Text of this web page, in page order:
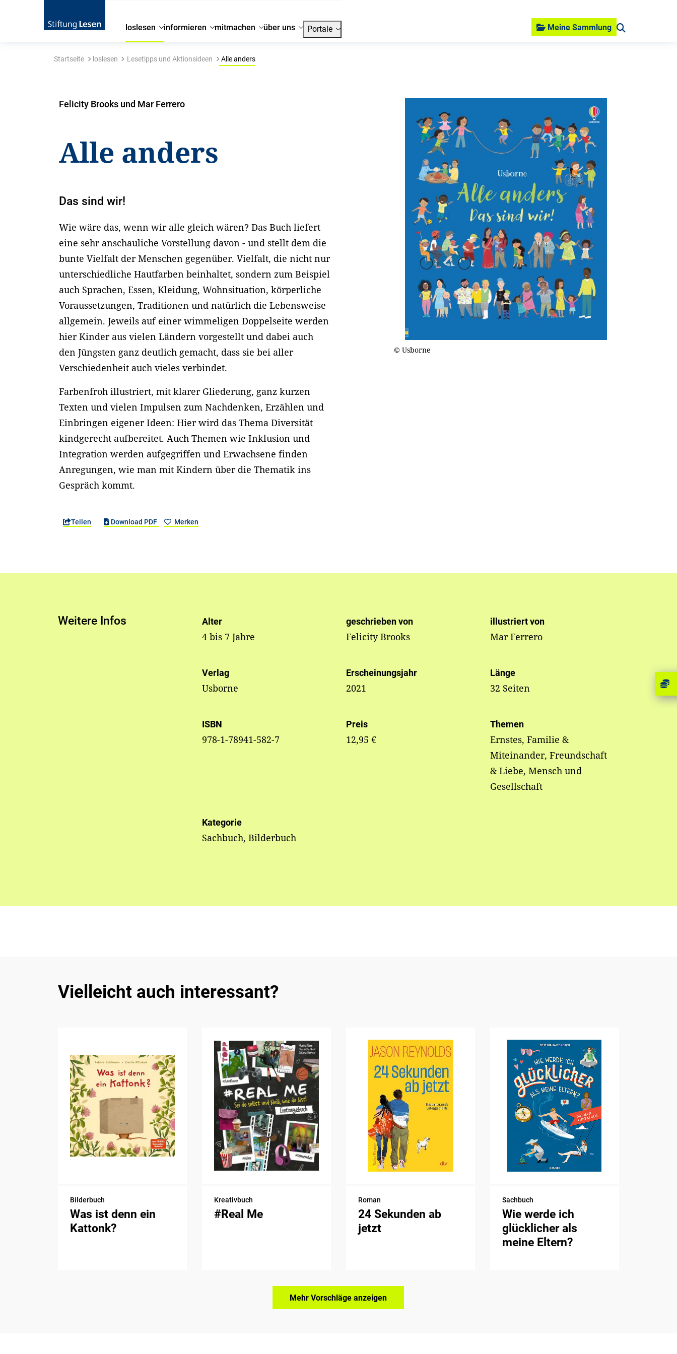
loslesen informieren mitmachen über uns Portale Meine Sammlung
Startseite loslesen Lesetipps und Aktionsideen Alle anders
Felicity Brooks und Mar Ferrero
Alle anders
Das sind wir!
Wie wäre das, wenn wir alle gleich wären? Das Buch liefert
eine sehr anschauliche Vorstellung davon - und stellt dem die
bunte Vielfalt der Menschen gegenüber. Vielfalt, die nicht nur
unterschiedliche Hautfarben beinhaltet, sondern zum Beispiel
auch Sprachen, Essen, Kleidung, Wohnsituation, körperliche
Voraussetzungen, Traditionen und natürlich die Lebensweise
allgemein. Jeweils auf einer wimmeligen Doppelseite werden
hier Kinder aus vielen Ländern vorgestellt und dabei auch
den Jüngsten ganz deutlich gemacht, dass sie bei aller
Verschiedenheit auch vieles verbindet.
Farbenfroh illustriert, mit klarer Gliederung, ganz kurzen
Texten und vielen Impulsen zum Nachdenken, Erzählen und
Einbringen eigener Ideen: Hier wird das Thema Diversität
kindgerecht aufbereitet. Auch Themen wie Inklusion und
Integration werden aufgegriffen und Erwachsene finden
Anregungen, wie man mit Kindern über die Thematik ins
Gespräch kommt.
Teilen Download PDF Merken
© Usborne
Weitere Infos Alter
4 bis 7 Jahre
geschrieben von
Felicity Brooks
illustriert von
Mar Ferrero
Verlag
Usborne
Erscheinungsjahr
2021
Länge
32 Seiten
ISBN
978-1-78941-582-7
Preis
12,95 €
Themen
Ernstes, Familie &
Miteinander, Freundschaft
& Liebe, Mensch und
Gesellschaft
Kategorie
Sachbuch, Bilderbuch
Vielleicht auch interessant?
Bilderbuch
Was ist denn ein
Kattonk?
Kreativbuch
#Real Me
Roman
24 Sekunden ab
jetzt
Sachbuch
Wie werde ich
glücklicher als
meine Eltern?
Mehr Vorschläge anzeigen